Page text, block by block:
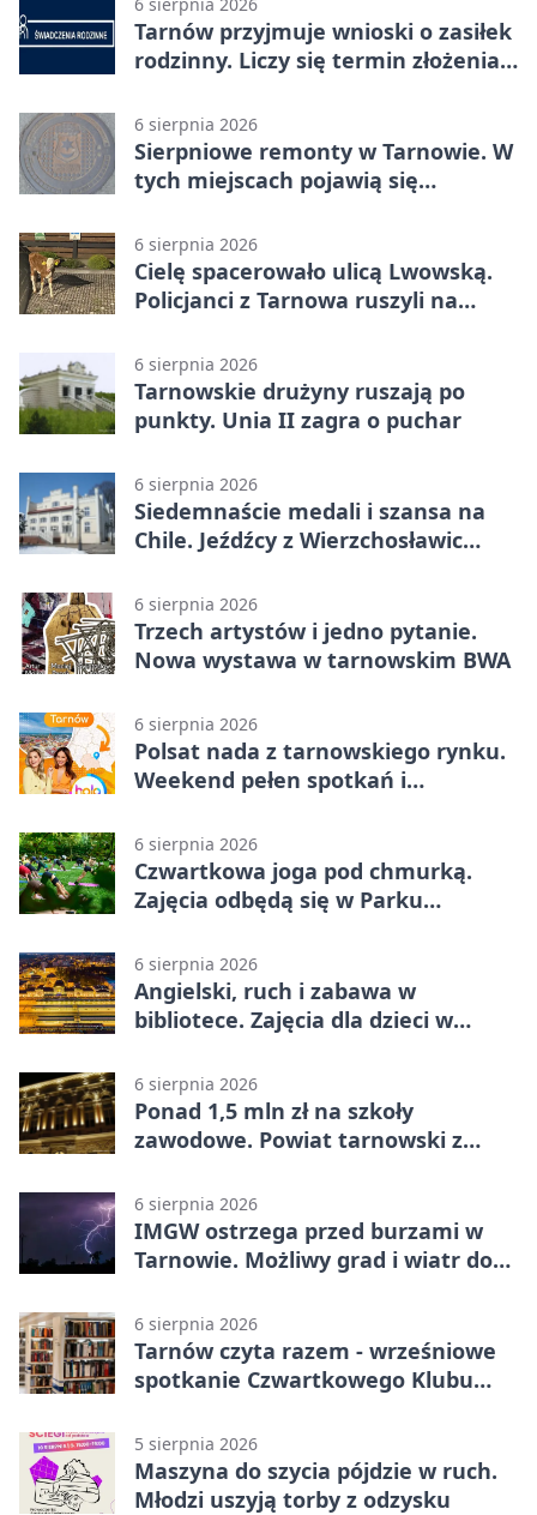
Tarnów przyjmuje wnioski o zasiłek
rodzinny. Liczy się termin złożenia
6 sierpnia 2026
Sierpniowe remonty w Tarnowie. W
tych miejscach pojawią się
6 sierpnia 2026
Cielę spacerowało ulicą Lwowską.
Policjanci z Tarnowa ruszyli na
6 sierpnia 2026
Tarnowskie drużyny ruszają po
punkty. Unia II zagra o puchar
6 sierpnia 2026
Siedemnaście medali i szansa na
Chile. Jeźdźcy z Wierzchosławic
6 sierpnia 2026
Trzech artystów i jedno pytanie.
Nowa wystawa w tarnowskim BWA
6 sierpnia 2026
Polsat nada z tarnowskiego rynku.
Weekend pełen spotkań i
6 sierpnia 2026
Czwartkowa joga pod chmurką.
Zajęcia odbędą się w Parku
6 sierpnia 2026
Angielski, ruch i zabawa w
bibliotece. Zajęcia dla dzieci w
6 sierpnia 2026
Ponad 1,5 mln zł na szkoły
zawodowe. Powiat tarnowski z
6 sierpnia 2026
IMGW ostrzega przed burzami w
Tarnowie. Możliwy grad i wiatr do
6 sierpnia 2026
Tarnów czyta razem - wrześniowe
spotkanie Czwartkowego Klubu
5 sierpnia 2026
Maszyna do szycia pójdzie w ruch.
Młodzi uszyją torby z odzysku